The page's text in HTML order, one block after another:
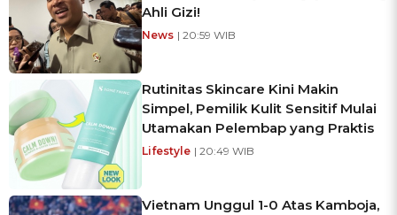
Ahli Gizi!
News | 20:59 WIB
Rutinitas Skincare Kini Makin
Simpel, Pemilik Kulit Sensitif Mulai
Utamakan Pelembap yang Praktis
Lifestyle | 20:49 WIB
Vietnam Unggul 1-0 Atas Kamboja,